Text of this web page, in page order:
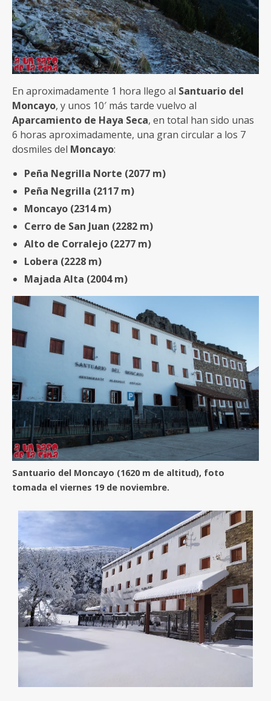
En aproximadamente 1 hora llego al Santuario del
Moncayo, y unos 10′ más tarde vuelvo al
Aparcamiento de Haya Seca, en total han sido unas
6 horas aproximadamente, una gran circular a los 7
dosmiles del Moncayo:
Peña Negrilla Norte (2077 m)
Peña Negrilla (2117 m)
Moncayo (2314 m)
Cerro de San Juan (2282 m)
Alto de Corralejo (2277 m)
Lobera (2228 m)
Majada Alta (2004 m)
Santuario del Moncayo (1620 m de altitud), foto
tomada el viernes 19 de noviembre.